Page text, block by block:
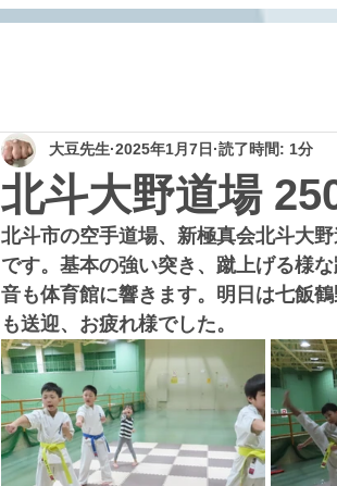
北斗大野道場
大豆先生 2025年1月7日 読了時間: 1分
北斗市の空手道場、新極真会北斗大
です。基本の強い突き、蹴上げる様
音も体育館に響きます。明日は七飯
も送迎、お疲れ様でした。